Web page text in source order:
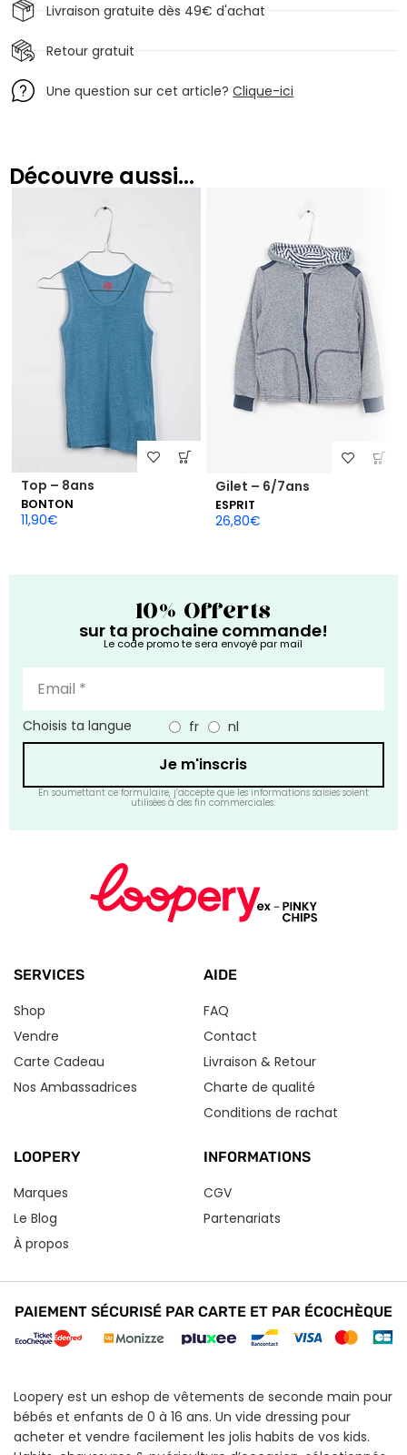
Livraison gratuite dès 49€ d'achat
Retour gratuit
Une question sur cet article?Clique-ici
Découvre aussi...
Top – 8ans
BONTON
11,90€
Gilet – 6/7ans
ESPRIT
26,80€
10% Offerts
sur ta prochaine commande!
Le code promo te sera envoyé par mail
Choisis ta langue fr nl
Je m'inscris
En soumettant ce formulaire, j’accepte que les informations saisies soient
utilisées à des fin commerciales.
SERVICES
Shop
Vendre
Carte Cadeau
Nos Ambassadrices
AIDE
FAQ
Contact
Livraison & Retour
Charte de qualité
Conditions de rachat
LOOPERY
Marques
Le Blog
À propos
INFORMATIONS
CGV
Partenariats
PAIEMENT SÉCURISÉ PAR CARTE ET PAR ÉCOCHÈQUE
Loopery est un eshop de vêtements de seconde main pour
bébés et enfants de 0 à 16 ans. Un vide dressing pour
acheter et vendre facilement les jolis habits de vos kids.